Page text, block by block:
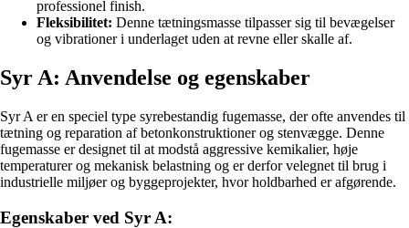
professionel finish.
Fleksibilitet: Denne tætningsmasse tilpasser sig til bevægelser
og vibrationer i underlaget uden at revne eller skalle af.
Syr A: Anvendelse og egenskaber
Syr A er en speciel type syrebestandig fugemasse, der ofte anvendes til
tætning og reparation af betonkonstruktioner og stenvægge. Denne
fugemasse er designet til at modstå aggressive kemikalier, høje
temperaturer og mekanisk belastning og er derfor velegnet til brug i
industrielle miljøer og byggeprojekter, hvor holdbarhed er afgørende.
Egenskaber ved Syr A: